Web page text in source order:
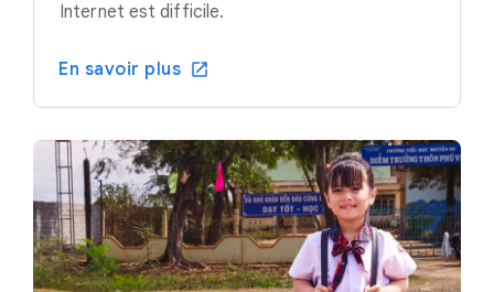
Internet est difficile.
En savoir plus